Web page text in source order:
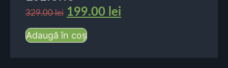
329.00lei 199.00 lei
Adaugă în coș